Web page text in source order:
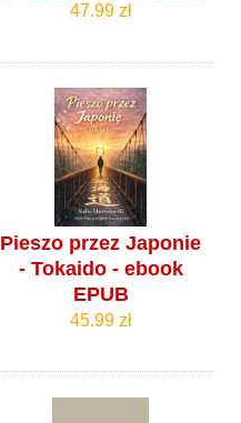
47.99 zł
Pieszo przez Japonie
- Tokaido - ebook
EPUB
45.99 zł